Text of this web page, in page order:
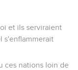
et ils serviraient
s'enflammerait
ces nations loin de